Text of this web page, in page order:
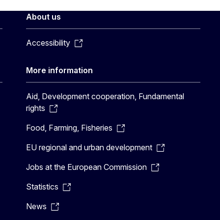
About us
Accessibility
More information
Aid, Development cooperation, Fundamental
rights
Food, Farming, Fisheries
EU regional and urban development
Jobs at the European Commission
Statistics
News